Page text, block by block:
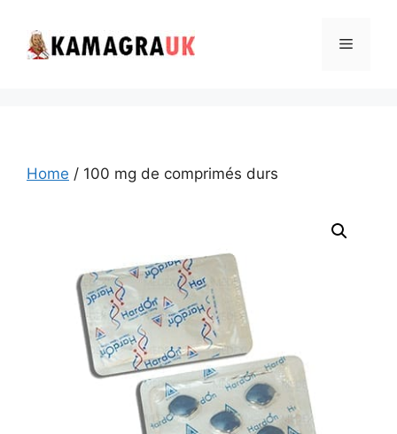
content
Menu
Home / 100 mg de comprimés durs